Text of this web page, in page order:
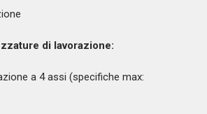
di lavorazione:
a 4 assi (specifiche max: